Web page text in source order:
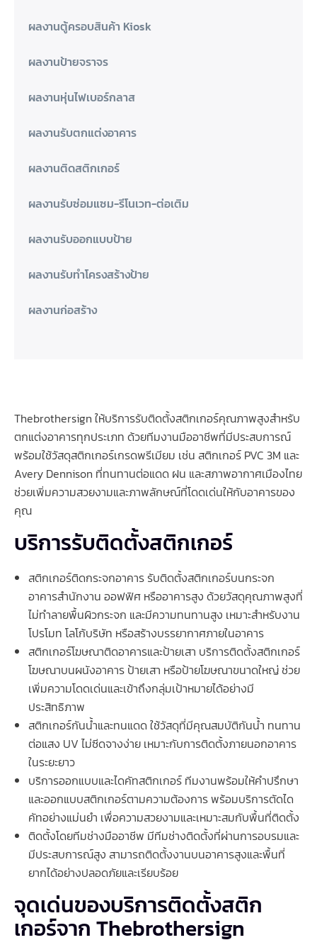
ผลงานตู้ครอบสินค้า Kiosk
ผลงานป้ายจราจร
ผลงานหุ่นไฟเบอร์กลาส
ผลงานรับตกแต่งอาคาร
ผลงานติดสติกเกอร์
ผลงานรับซ่อมแซม-รีโนเวท-ต่อเติม
ผลงานรับออกแบบป้าย
ผลงานรับทำโครงสร้างป้าย
ผลงานก่อสร้าง
Thebrothersign ให้บริการรับติดตั้งสติกเกอร์คุณภาพสูงสำหรับ
ตกแต่งอาคารทุกประเภท ด้วยทีมงานมืออาชีพที่มีประสบการณ์
พร้อมใช้วัสดุสติกเกอร์เกรดพรีเมียม เช่น สติกเกอร์ PVC 3M และ
Avery Dennison ที่ทนทานต่อแดด ฝน และสภาพอากาศเมืองไทย
ช่วยเพิ่มความสวยงามและภาพลักษณ์ที่โดดเด่นให้กับอาคารของ
คุณ
บริการรับติดตั้งสติกเกอร์
สติกเกอร์ติดกระจกอาคาร รับติดตั้งสติกเกอร์บนกระจก
อาคารสำนักงาน ออฟฟิศ หรืออาคารสูง ด้วยวัสดุคุณภาพสูงที่
ไม่ทำลายพื้นผิวกระจก และมีความทนทานสูง เหมาะสำหรับงาน
โปรโมท โลโก้บริษัท หรือสร้างบรรยากาศภายในอาคาร
สติกเกอร์โฆษณาติดอาคารและป้ายเสา บริการติดตั้งสติกเกอร์
โฆษณาบนผนังอาคาร ป้ายเสา หรือป้ายโฆษณาขนาดใหญ่ ช่วย
เพิ่มความโดดเด่นและเข้าถึงกลุ่มเป้าหมายได้อย่างมี
ประสิทธิภาพ
สติกเกอร์กันน้ำและทนแดด ใช้วัสดุที่มีคุณสมบัติกันน้ำ ทนทาน
ต่อแสง UV ไม่ซีดจางง่าย เหมาะกับการติดตั้งภายนอกอาคาร
ในระยะยาว
บริการออกแบบและไดคัทสติกเกอร์ ทีมงานพร้อมให้คำปรึกษา
และออกแบบสติกเกอร์ตามความต้องการ พร้อมบริการตัดได
คัทอย่างแม่นยำ เพื่อความสวยงามและเหมาะสมกับพื้นที่ติดตั้ง
ติดตั้งโดยทีมช่างมืออาชีพ มีทีมช่างติดตั้งที่ผ่านการอบรมและ
มีประสบการณ์สูง สามารถติดตั้งงานบนอาคารสูงและพื้นที่
ยากได้อย่างปลอดภัยและเรียบร้อย
จุดเด่นของบริการติดตั้งสติก
เกอร์จาก Thebrothersign